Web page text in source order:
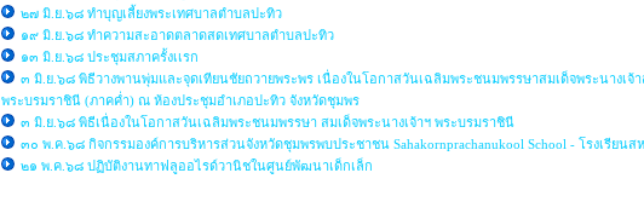
๒๗ มิ.ย.๖๘ ทำบุญเลี้ยงพระเทศบาลตำบลปะทิว
๑๙ มิ.ย.๖๘ ทำความสะอาดตลาดสดเทศบาลตำบลปะทิว
๑๓ มิ.ย.๖๘ ประชุมสภาครั้งเเรก
๓ มิ.ย.๖๘ พิธีวางพานพุ่มและจุดเทียนชัยถวายพระพร เนื่องในโอกาสวันเฉลิมพระชนมพรรษาสมเด็จพระนางเ
พระบรมราชินี (ภาคค่ำ) ณ ห้องประชุมอำเภอปะทิว จังหวัดชุมพร
๓ มิ.ย.๖๘ พิธีเนื่องในโอกาสวันเฉลิมพระชนมพรรษา สมเด็จพระนางเจ้าฯ พระบรมราชินี
๓๐ พ.ค.๖๘ กิจกรรมองค์การบริหารส่วนจังหวัดชุมพรพบประชาชน Sahakornprachanukool School - โรงเรียน
๒๑ พ.ค.๖๘ ปฏิบัติงานทาฟลูออไรด์วานิชในศูนย์พัฒนาเด็กเล็ก